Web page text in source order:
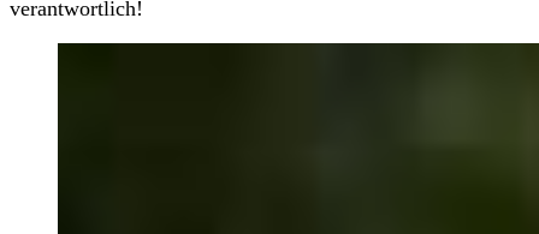
verantwortlich!